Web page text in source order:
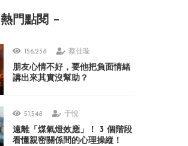
熱門點閱
156,238 蔡佳璇
朋友心情不好，要他把負面情緒
講出來其實沒幫助？
51,548 于悅
遠離「煤氣燈效應」！ 3 個階段
看懂親密關係間的心理操縱！